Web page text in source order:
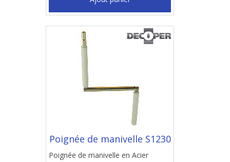
Poignée de manivelle S1230
Poignée de manivelle en Acier